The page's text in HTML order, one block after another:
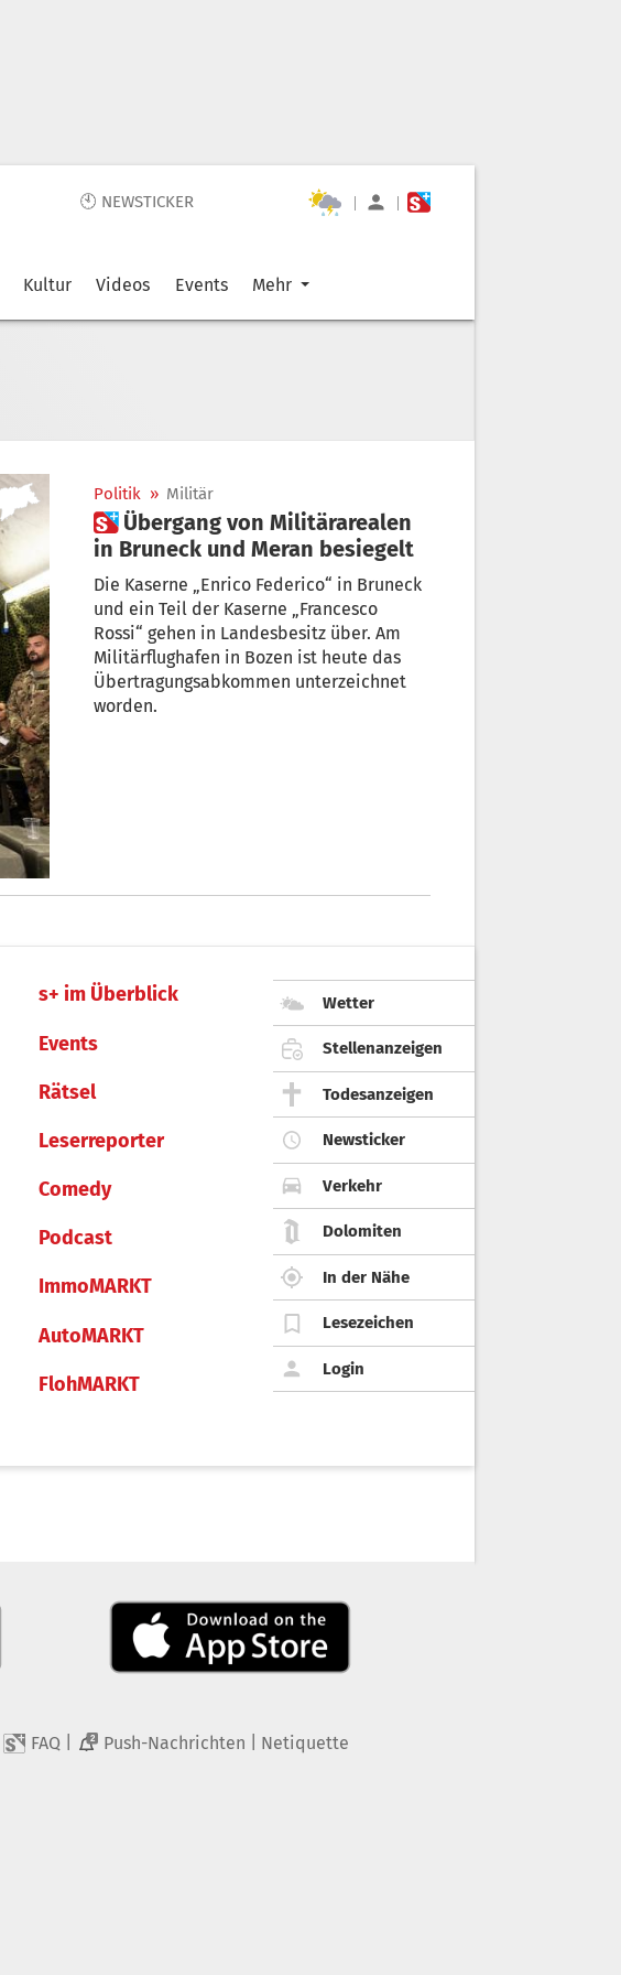
🕙 NEWSTICKER | |
Kultur Videos Events Mehr
Politik » Militär
 Übergang von Militärarealen
in Bruneck und Meran besiegelt
Die Kaserne „Enrico Federico“ in Bruneck
und ein Teil der Kaserne „Francesco
Rossi“ gehen in Landesbesitz über. Am
Militärflughafen in Bozen ist heute das
Übertragungsabkommen unterzeichnet
worden.
s+ im Überblick
Events
Rätsel
Leserreporter
Comedy
Podcast
ImmoMARKT
AutoMARKT
FlohMARKT
Wetter
Stellenanzeigen
Todesanzeigen
Newsticker
Verkehr
Dolomiten
In der Nähe
Lesezeichen
Login
FAQ 2 Push-Nachrichten Netiquette